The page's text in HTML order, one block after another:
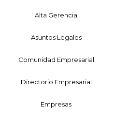
Alta Gerencia
Asuntos Legales
Comunidad Empresarial
Directorio Empresarial
Empresas